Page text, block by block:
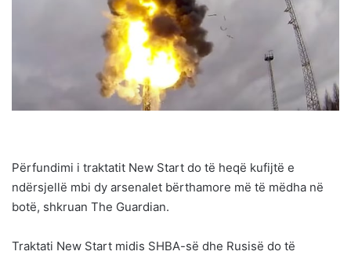
Përfundimi i traktatit New Start do të heqë kufijtë e
ndërsjellë mbi dy arsenalet bërthamore më të mëdha në
botë, shkruan The Guardian.
Traktati New Start midis SHBA-së dhe Rusisë do të